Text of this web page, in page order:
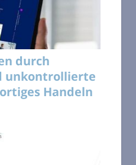
durch
unkontrollierte
Handeln